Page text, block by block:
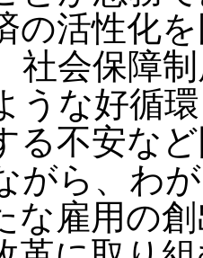
の活性化
社会保障
うな好循
る不安な
がら、わ
な雇用の